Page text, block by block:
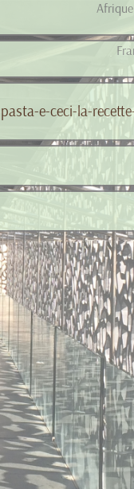
e-ceci-la-